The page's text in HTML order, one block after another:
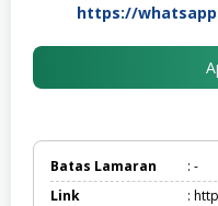
https://
Batas Lamaran
: -
Link
: